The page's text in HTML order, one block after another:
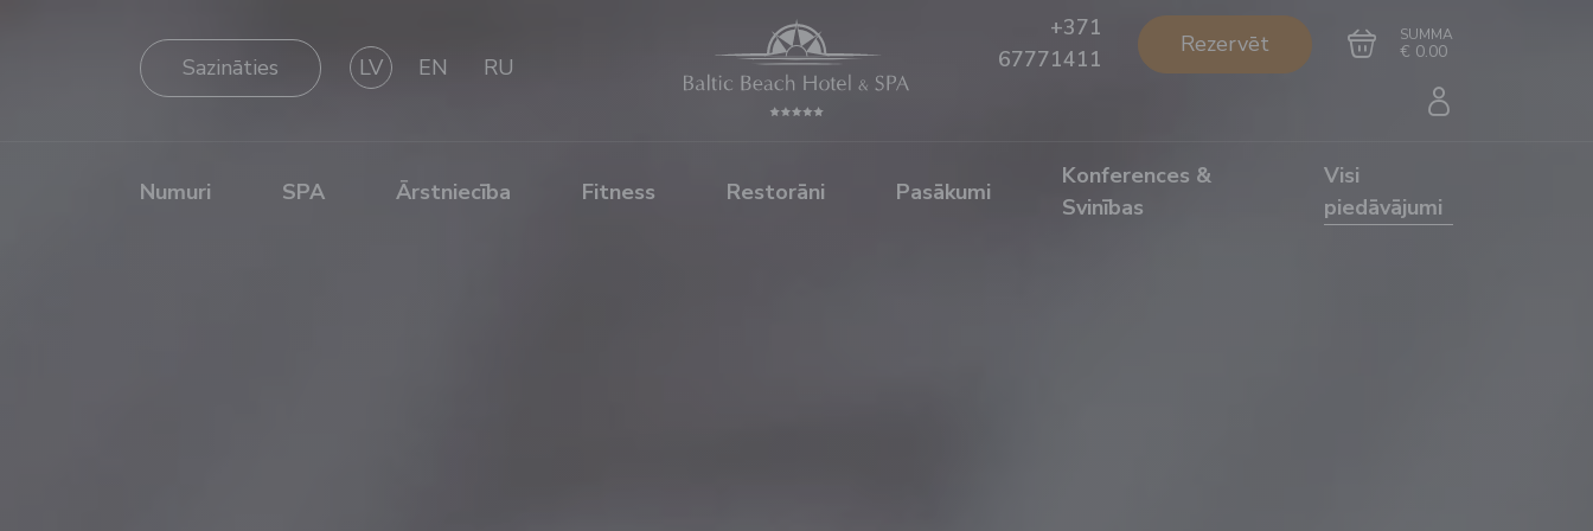
Sazināties LV EN RU
+371
67771411
Rezervēt SUMMA
€ 0.00
Numuri SPA Ārstniecība Fitness Restorāni Pasākumi
Konferences &
Svinības
Visi
piedāvājumi